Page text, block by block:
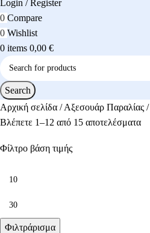
Login / Register
0 Compare
0 Wishlist
0 items 0,00 €
Search
Αρχική σελίδα
Αξεσουάρ Παραλίας
Βλέπετε 1–12 από 15 αποτελέσματα
Φίλτρο βάση τιμής
Φιλτράρισμα